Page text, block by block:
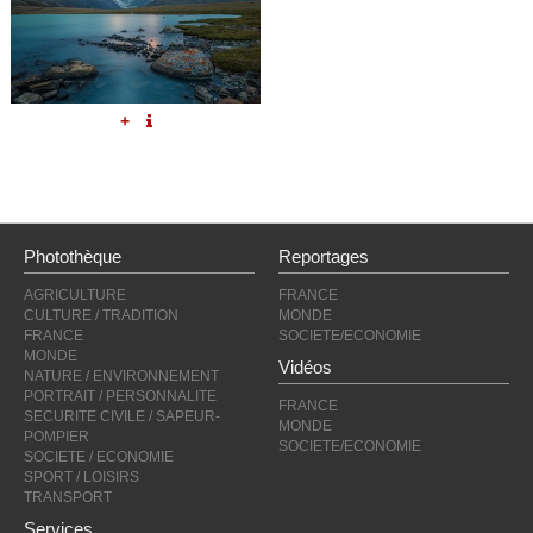
+
Photothèque
AGRICULTURE
CULTURE / TRADITION
FRANCE
MONDE
NATURE / ENVIRONNEMENT
PORTRAIT / PERSONNALITE
SECURITE CIVILE / SAPEUR-
POMPIER
SOCIETE / ECONOMIE
SPORT / LOISIRS
TRANSPORT
Reportages
FRANCE
MONDE
SOCIETE/ECONOMIE
Vidéos
FRANCE
MONDE
SOCIETE/ECONOMIE
Services